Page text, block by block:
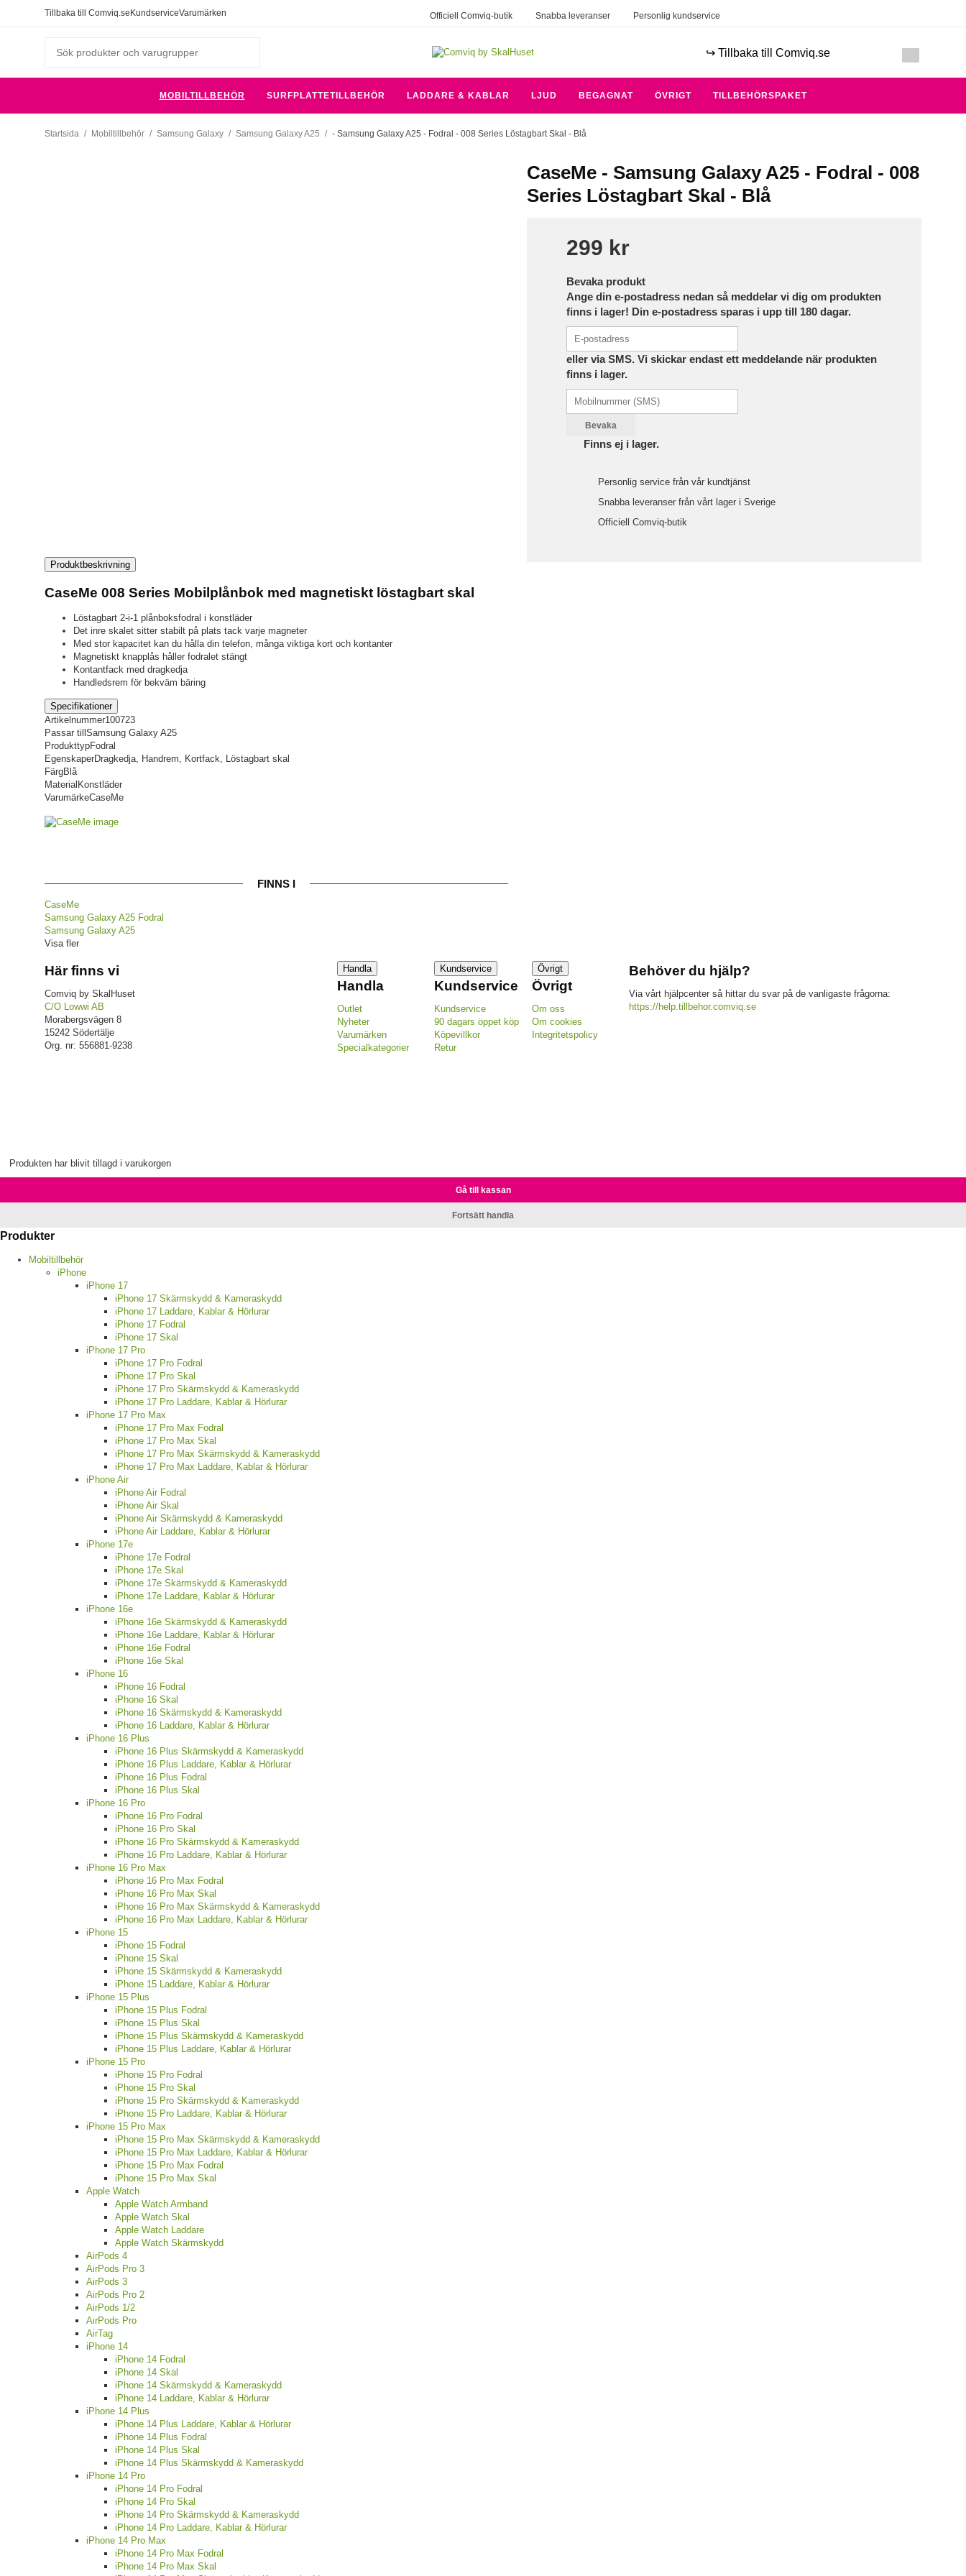
Tillbaka till Comviq.se KundserviceVarumärken Officiell Comviq-butik Snabba leveranser Personlig kundservice
↪️ Tillbaka till Comviq.se
MOBILTILLBEHÖR SURFPLATTETILLBEHÖR LADDARE & KABLAR LJUD BEGAGNAT ÖVRIGT TILLBEHÖRSPAKET
Startsida / Mobiltillbehör / Samsung Galaxy / Samsung Galaxy A25 / - Samsung Galaxy A25 - Fodral - 008 Series Löstagbart Skal - Blå
CaseMe - Samsung Galaxy A25 - Fodral - 008
Series Löstagbart Skal - Blå
299 kr
Bevaka produkt
Ange din e-postadress nedan så meddelar vi dig om produkten
finns i lager! Din e-postadress sparas i upp till 180 dagar.
eller via SMS. Vi skickar endast ett meddelande när produkten
finns i lager.
Bevaka
Finns ej i lager.
Personlig service från vår kundtjänst
Snabba leveranser från vårt lager i Sverige
Officiell Comviq-butik
Produktbeskrivning
CaseMe 008 Series Mobilplånbok med magnetiskt löstagbart skal
Löstagbart 2-i-1 plånboksfodral i konstläder
Det inre skalet sitter stabilt på plats tack varje magneter
Med stor kapacitet kan du hålla din telefon, många viktiga kort och kontanter
Magnetiskt knapplås håller fodralet stängt
Kontantfack med dragkedja
Handledsrem för bekväm bäring
Specifikationer
Artikelnummer100723
Passar till Samsung Galaxy A25
ProdukttypFodral
EgenskaperDragkedja, Handrem, Kortfack, Löstagbart skal
FärgBlå
Material Konstläder
VarumärkeCaseMe
FINNS I
CaseMe
Samsung Galaxy A25 Fodral
Samsung Galaxy A25
Visa fler
Här finns vi
Comviq by SkalHuset
C/O Lowwi AB
Morabergsvägen 8
15242 Södertälje
Org. nr: 556881-9238
Handla
Handla
Outlet
Nyheter
Varumärken
Specialkategorier
Kundservice
Kundservice
Kundservice
90 dagars öppet köp
Köpevillkor
Retur
Övrigt
Övrigt
Om oss
Om cookies
Integritetspolicy
Behöver du hjälp?
Via vårt hjälpcenter så hittar du svar på de vanligaste frågorna:
https://help.tillbehor.comviq.se
Produkten har blivit tillagd i varukorgen
Gå till kassan
Fortsätt handla
Produkter
Mobiltillbehör
iPhone
iPhone 17
iPhone 17 Skärmskydd & Kameraskydd
iPhone 17 Laddare, Kablar & Hörlurar
iPhone 17 Fodral
iPhone 17 Skal
iPhone 17 Pro
iPhone 17 Pro Fodral
iPhone 17 Pro Skal
iPhone 17 Pro Skärmskydd & Kameraskydd
iPhone 17 Pro Laddare, Kablar & Hörlurar
iPhone 17 Pro Max
iPhone 17 Pro Max Fodral
iPhone 17 Pro Max Skal
iPhone 17 Pro Max Skärmskydd & Kameraskydd
iPhone 17 Pro Max Laddare, Kablar & Hörlurar
iPhone Air
iPhone Air Fodral
iPhone Air Skal
iPhone Air Skärmskydd & Kameraskydd
iPhone Air Laddare, Kablar & Hörlurar
iPhone 17e
iPhone 17e Fodral
iPhone 17e Skal
iPhone 17e Skärmskydd & Kameraskydd
iPhone 17e Laddare, Kablar & Hörlurar
iPhone 16e
iPhone 16e Skärmskydd & Kameraskydd
iPhone 16e Laddare, Kablar & Hörlurar
iPhone 16e Fodral
iPhone 16e Skal
iPhone 16
iPhone 16 Fodral
iPhone 16 Skal
iPhone 16 Skärmskydd & Kameraskydd
iPhone 16 Laddare, Kablar & Hörlurar
iPhone 16 Plus
iPhone 16 Plus Skärmskydd & Kameraskydd
iPhone 16 Plus Laddare, Kablar & Hörlurar
iPhone 16 Plus Fodral
iPhone 16 Plus Skal
iPhone 16 Pro
iPhone 16 Pro Fodral
iPhone 16 Pro Skal
iPhone 16 Pro Skärmskydd & Kameraskydd
iPhone 16 Pro Laddare, Kablar & Hörlurar
iPhone 16 Pro Max
iPhone 16 Pro Max Fodral
iPhone 16 Pro Max Skal
iPhone 16 Pro Max Skärmskydd & Kameraskydd
iPhone 16 Pro Max Laddare, Kablar & Hörlurar
iPhone 15
iPhone 15 Fodral
iPhone 15 Skal
iPhone 15 Skärmskydd & Kameraskydd
iPhone 15 Laddare, Kablar & Hörlurar
iPhone 15 Plus
iPhone 15 Plus Fodral
iPhone 15 Plus Skal
iPhone 15 Plus Skärmskydd & Kameraskydd
iPhone 15 Plus Laddare, Kablar & Hörlurar
iPhone 15 Pro
iPhone 15 Pro Fodral
iPhone 15 Pro Skal
iPhone 15 Pro Skärmskydd & Kameraskydd
iPhone 15 Pro Laddare, Kablar & Hörlurar
iPhone 15 Pro Max
iPhone 15 Pro Max Skärmskydd & Kameraskydd
iPhone 15 Pro Max Laddare, Kablar & Hörlurar
iPhone 15 Pro Max Fodral
iPhone 15 Pro Max Skal
Apple Watch
Apple Watch Armband
Apple Watch Skal
Apple Watch Laddare
Apple Watch Skärmskydd
AirPods 4
AirPods Pro 3
AirPods 3
AirPods Pro 2
AirPods 1/2
AirPods Pro
AirTag
iPhone 14
iPhone 14 Fodral
iPhone 14 Skal
iPhone 14 Skärmskydd & Kameraskydd
iPhone 14 Laddare, Kablar & Hörlurar
iPhone 14 Plus
iPhone 14 Plus Laddare, Kablar & Hörlurar
iPhone 14 Plus Fodral
iPhone 14 Plus Skal
iPhone 14 Plus Skärmskydd & Kameraskydd
iPhone 14 Pro
iPhone 14 Pro Fodral
iPhone 14 Pro Skal
iPhone 14 Pro Skärmskydd & Kameraskydd
iPhone 14 Pro Laddare, Kablar & Hörlurar
iPhone 14 Pro Max
iPhone 14 Pro Max Fodral
iPhone 14 Pro Max Skal